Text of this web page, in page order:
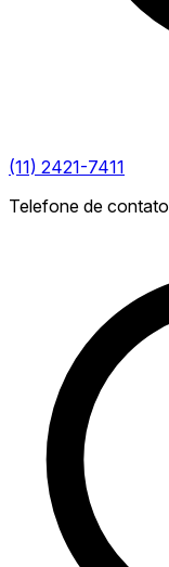
(11) 2421-7411
Telefone de contato